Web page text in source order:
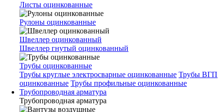
Листы оцинкованные
Рулоны оцинкованные
Швеллер оцинкованный
Швеллер гнутый оцинкованный
Трубы оцинкованные
Трубы круглые электросварные оцинкованные Трубы ВГП
оцинкованные Трубы профильные оцинкованные
Трубопроводная арматура
Трубопроводная арматура